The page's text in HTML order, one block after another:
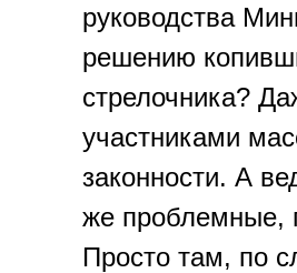
руководства
решению
стрелочника?
участниками
законности. А
же проблемные,
Просто там, по